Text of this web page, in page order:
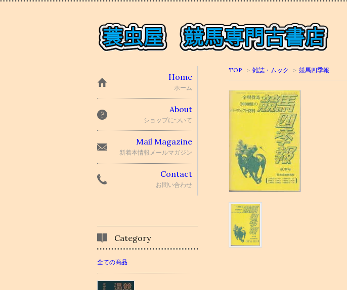
TOP > 雑誌・ムック > 競馬四季報
Home
ホーム
About
ショップについて
Mail Magazine
新着本情報メールマガジン
Contact
お問い合わせ
Category
全ての商品